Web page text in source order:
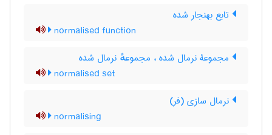
تابع بهنجار شده
normalised function
مجموعۀ نرمال شده ، مجموعهٔ نرمال شده
normalised set
نرمال سازی (فر)
normalising